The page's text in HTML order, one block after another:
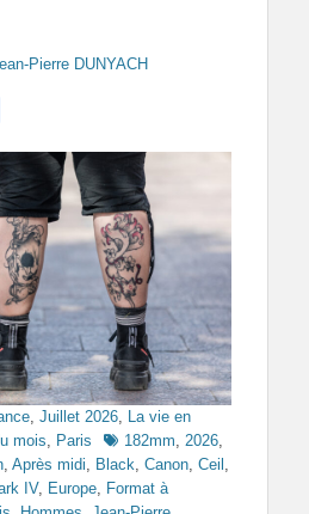
Pierre DUNYACH
, Juillet 2026, La vie en
mois, Paris Tags182mm, 2026,
, Après midi, Black, Canon, Ceil ,
IV, Europe, Format à